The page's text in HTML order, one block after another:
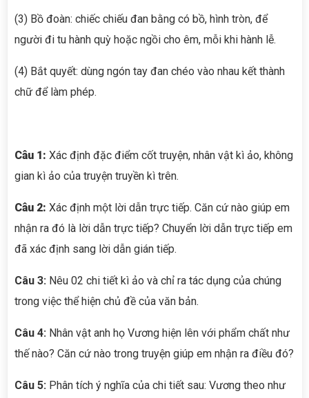
(3) Bồ đoàn: chiếc chiếu đan bằng có bồ, hình tròn, để
người đi tu hành quỳ hoặc ngồi cho êm, mỗi khi hành lễ.
(4) Bắt quyết: dùng ngón tay đan chéo vào nhau kết thành
chữ để làm phép.
Câu 1: Xác định đặc điểm cốt truyện, nhân vật kì ảo, không
gian kì ảo của truyện truyền kì trên.
Câu 2: Xác định một lời dẫn trực tiếp. Căn cứ nào giúp em
nhận ra đó là lời dẫn trực tiếp? Chuyển lời dẫn trực tiếp em
đã xác định sang lời dẫn gián tiếp.
Câu 3: Nêu 02 chi tiết kì ảo và chỉ ra tác dụng của chúng
trong việc thể hiện chủ đề của văn bản.
Câu 4: Nhân vật anh họ Vương hiện lên với phẩm chất như
thế nào? Căn cứ nào trong truyện giúp em nhận ra điều đó?
Câu 5: Phân tích ý nghĩa của chi tiết sau: Vương theo như